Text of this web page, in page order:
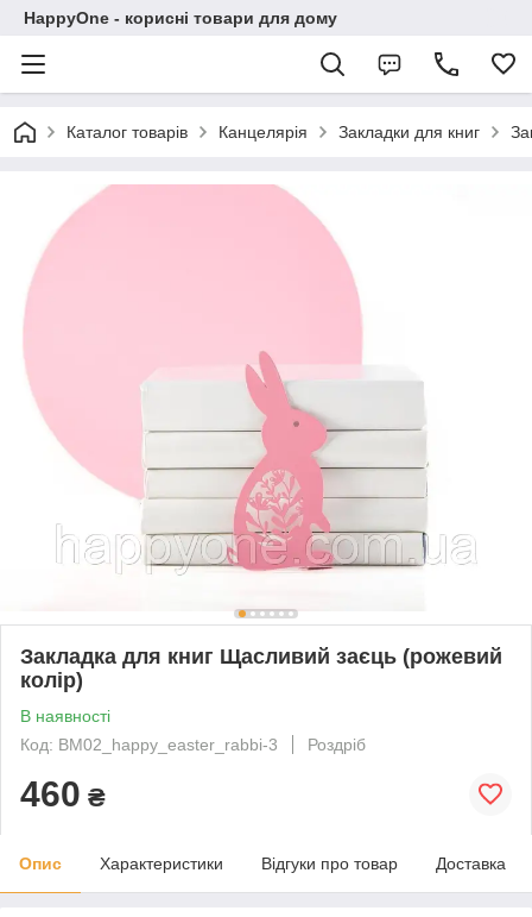
HappyOne - корисні товари для дому
Каталог товарів Канцелярія Закладки для книг
Закладка для книг Щасливий заєць (рожевий
колір)
В наявності
Код: BM02_happy_easter_rabbi-3
Роздріб
460 ₴
Опис Характеристики Відгуки про товар Доставка